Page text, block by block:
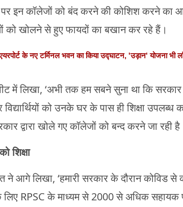
इन कॉलेजों को बंद करने की कोशिश करने का
को खोलने से हुए फायदों का बखान कर रहे हैं।
के नए टर्मिनल भवन का किया उद्घाटन, 'उड़ान' योजना भी
में लिखा, ‘अभी तक हम सबने सुना था कि
को उनके घर के पास ही शिक्षा उपलब्ध
द्वारा खोले गए कॉलेजों को बन्द करने जा रही
शिक्षा
आगे लिखा, ‘हमारी सरकार के दौरान कोविड से
RPSC के माध्यम से 2000 से अधिक सहायक